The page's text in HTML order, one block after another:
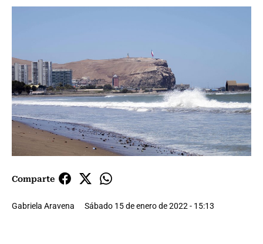
Comparte
Gabriela Aravena Sábado 15 de enero de 2022 - 15:13